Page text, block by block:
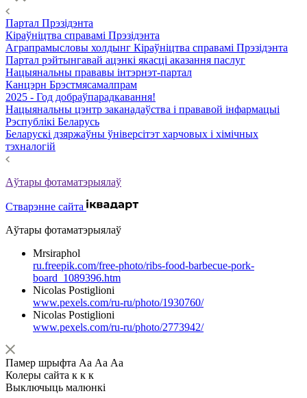
Партал Прэзідэнта
Кіраўніцтва справамі Прэзідэнта
Аграпрамысловы холдынг Кіраўніцтва справамі Прэзідэнта
Партал рэйтынгавай ацэнкі якасці аказання паслуг
Нацыянальны прававы інтэрнэт-партал
Канцэрн Брэстмясамалпрам
2025 - Год добраўпарадкавання!
Нацыянальны цэнтр заканадаўства і прававой інфармацыі
Рэспублікі Беларусь
Беларускі дзяржаўны ўніверсітэт харчовых і хімічных
тэхналогій
Аўтары фотаматэрыялаў
Стварэнне сайта
Аўтары фотаматэрыялаў
Mrsiraphol
ru.freepik.com/free-photo/ribs-food-barbecue-pork-
board_1089396.htm
Nicolas Postiglioni
www.pexels.com/ru-ru/photo/1930760/
Nicolas Postiglioni
www.pexels.com/ru-ru/photo/2773942/
Памер шрыфта Аа Аа Аа
Колеры сайта к к к
Выключыць малюнкі